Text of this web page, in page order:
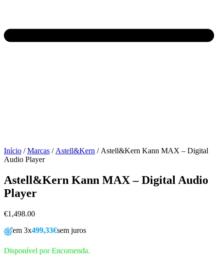
Início /Marcas / Astell&Kern / Astell&Kern Kann MAX – Digital
Audio Player
Astell&Kern Kann MAX – Digital Audio
Player
€1,498.00
em 3x499,33€sem juros
Disponível por Encomenda.